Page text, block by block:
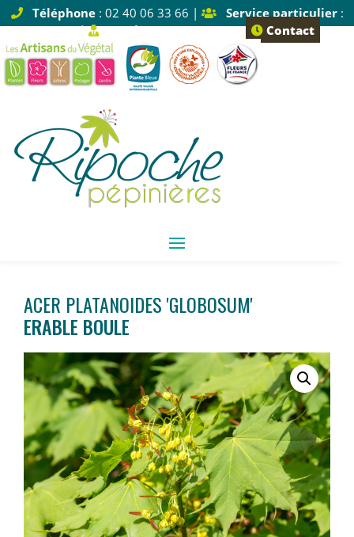
Téléphone: 02 40 06 33 66 | Service particulier:
Tapez 1 |
Service pro: Tapez 2 Contact
ACER PLATANOIDES 'GLOBOSUM'
ERABLE BOULE